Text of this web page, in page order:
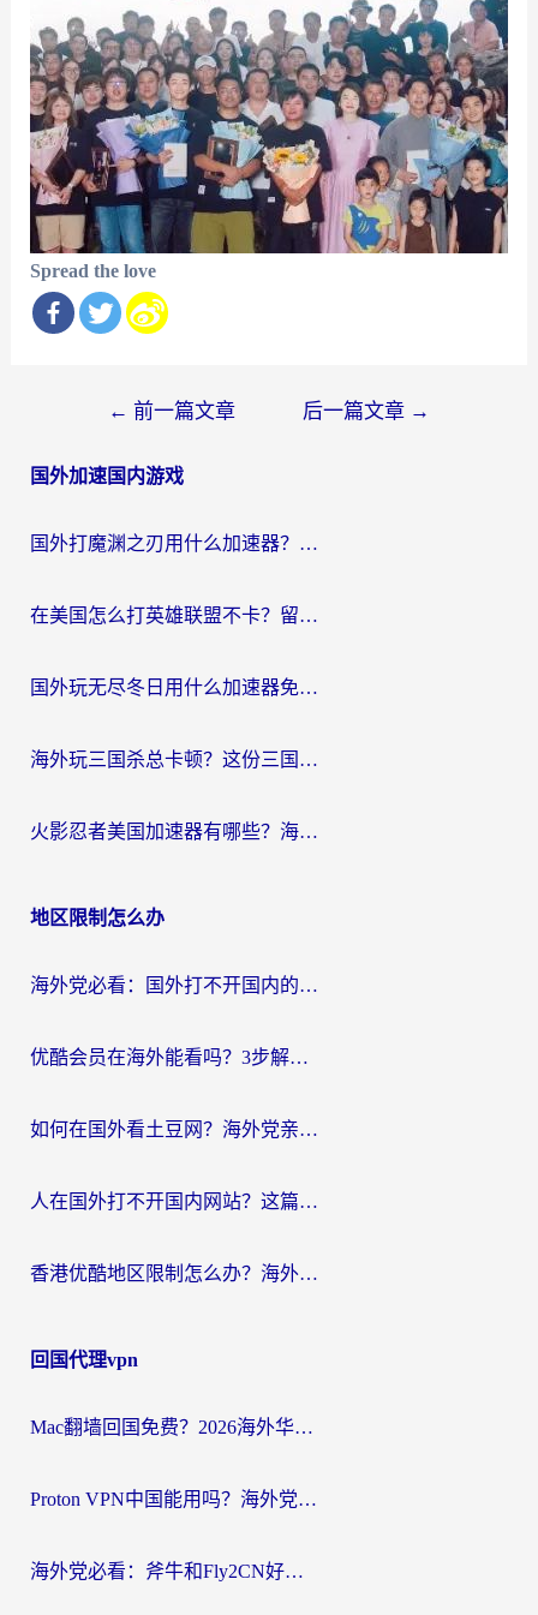
Spread the love
导
← 前一篇文章 后一篇文章 →
国外加速国内游戏
国外打魔渊之刃用什么加速器？2026海外玩家国服游戏加速全攻略（附闪耀暖暖&复苏的魔女避坑指南）
在美国怎么打英雄联盟不卡？留学生亲测的国服游戏加速全攻略
国外玩无尽冬日用什么加速器免费？海外党国服游戏加速避坑指南
海外玩三国杀总卡顿？这份三国杀游戏加速器指南帮你告别延迟烦恼
火影忍者美国加速器有哪些？海外党亲测的国服游戏加速全攻略（含菲律宾玩三国之刃守望黎明技巧）
地区限制怎么办
海外党必看：国外打不开国内的app怎么办？3步解决你的乡愁
优酷会员在海外能看吗？3步解决海外追剧难题，附实测好用加速器推荐
如何在国外看土豆网？海外党亲测有效的追剧加速器选择指南
人在国外打不开国内网站？这篇攻略帮你无缝解锁国内资源（附交管12123使用技巧）
香港优酷地区限制怎么办？海外党亲测有效的追剧解决方案
回国代理vpn
Mac翻墙回国免费？2026海外华人亲测：从CCTV5直播到国内APP，这样选加速器才靠谱
Proton VPN中国能用吗？海外党选回国加速器的避坑指南（附番茄加速器实测）
海外党必看：斧牛和Fly2CN好用吗？3招教你选对回国加速器（附免费试用攻略）